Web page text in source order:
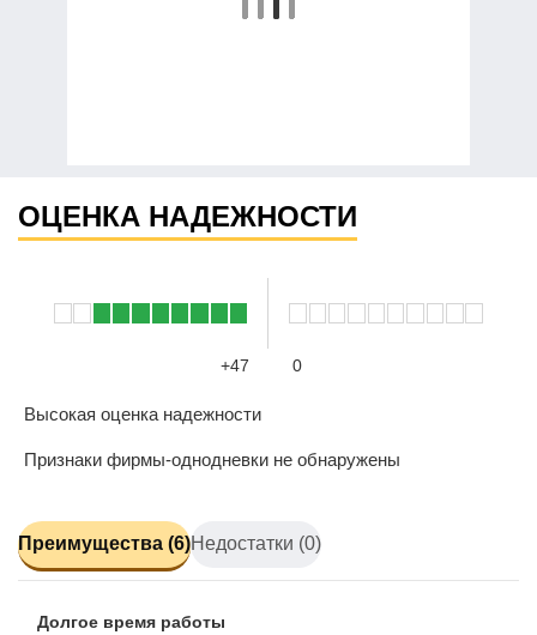
ОЦЕНКА НАДЕЖНОСТИ
+47 0
Высокая оценка надежности
Признаки фирмы-однодневки не обнаружены
Преимущества (6)Недостатки (0)
Долгое время работы